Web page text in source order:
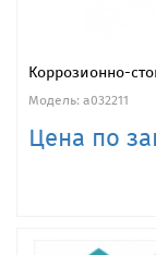
Коррозионно-
Модель: a032211
Цена по